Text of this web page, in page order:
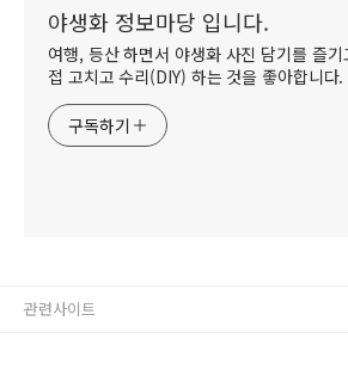
야생화 정보마당 입니다.
여행, 등산 하면서 야생화 사진 담기를 즐기
접 고치고 수리(DIY) 하는 것을 좋아합니다.
구독하기
관련사이트